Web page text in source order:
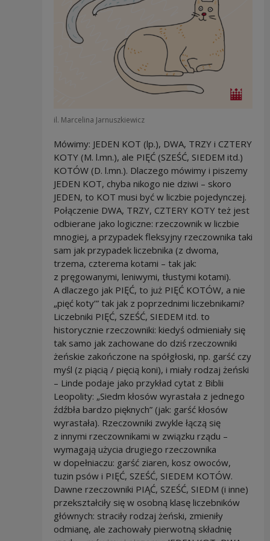
il. Marcelina Jarnuszkiewicz
Mówimy: JEDEN KOT (lp.), DWA, TRZY i CZTERY
KOTY (M. l.mn.), ale PIĘĆ (SZEŚĆ, SIEDEM itd.)
KOTÓW (D. l.mn.). Dlaczego mówimy i piszemy
JEDEN KOT, chyba nikogo nie dziwi – skoro
JEDEN, to KOT musi być w liczbie pojedynczej.
Połączenie DWA, TRZY, CZTERY KOTY też jest
odbierane jako logiczne: rzeczownik w liczbie
mnogiej, a przypadek fleksyjny rzeczownika taki
sam jak przypadek liczebnika (z dwoma,
trzema, czterema kotami – tak jak:
z pręgowanymi, leniwymi, tłustymi kotami).
A dlaczego jak PIĘĆ, to już PIĘĆ KOTÓW, a nie
„pięć koty’” tak jak z poprzednimi liczebnikami?
Liczebniki PIĘĆ, SZEŚĆ, SIEDEM itd. to
historycznie rzeczowniki: kiedyś odmieniały się
tak samo jak zachowane do dziś rzeczowniki
żeńskie zakończone na spółgłoski, np. garść czy
myśl (z piącią / pięcią koni), i miały rodzaj żeński
– Linde podaje jako przykład cytat z Biblii
Leopolity: „Siedm kłosów wyrastała z jednego
źdźbła bardzo pięknych” (jak: garść kłosów
wyrastała). Rzeczowniki zwykle łączą się
z innymi rzeczownikami w związku rządu –
wymagają użycia drugiego rzeczownika
w dopełniaczu: garść ziaren, kosz owoców,
tuzin psów i PIĘĆ, SZEŚĆ, SIEDEM KOTÓW.
Dawne rzeczowniki PIĄĆ, SZEŚĆ, SIEDM (i inne)
przekształciły się w osobną klasę liczebników
głównych: straciły rodzaj żeński, zmieniły
odmianę, ale zachowały pierwotną składnię